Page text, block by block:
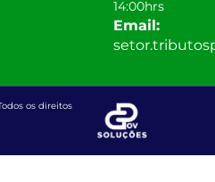
14:00hrs
Email:
os direitos